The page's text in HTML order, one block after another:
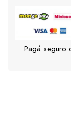
Pagá seguro